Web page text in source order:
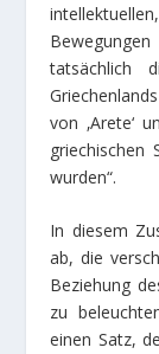
tatsächlich
von ‚Arete‘
griechischen
wurden“.
In diesem
ab, die
Beziehung
zu
einen Satz,